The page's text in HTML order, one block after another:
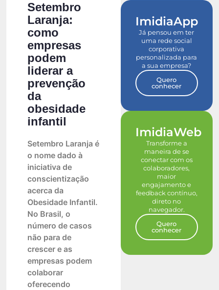
Setembro
Laranja:
como
empresas
podem
liderar a
prevenção
da
obesidade
infantil
Setembro Laranja é
o nome dado à
iniciativa de
conscientização
acerca da
Obesidade Infantil.
No Brasil, o
número de casos
não para de
crescer e as
empresas podem
colaborar
oferecendo
ImidiaApp
Já pensou em ter
uma rede social
corporativa
personalizada para
a sua empresa?
Quero
conhecer
ImidiaWeb
Transforme a
maneira de se
conectar com os
colaboradores,
maior
engajamento e
feedback contínuo,
direto no
navegador.
Quero
conhecer